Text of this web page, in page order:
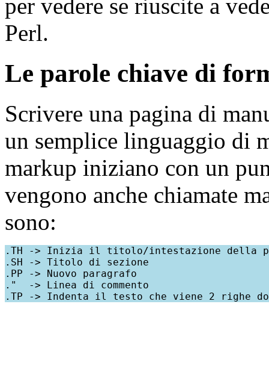
per vedere se riuscite a
Perl.
Le parole chiave di
Scrivere una pagina di
un semplice linguaggio di
markup iniziano con un
vengono anche chiamate
sono:
.TH -> Inizia il titolo/intestazione della
.SH -> Titolo di sezione
.PP -> Nuovo paragrafo
."  -> Linea di commento